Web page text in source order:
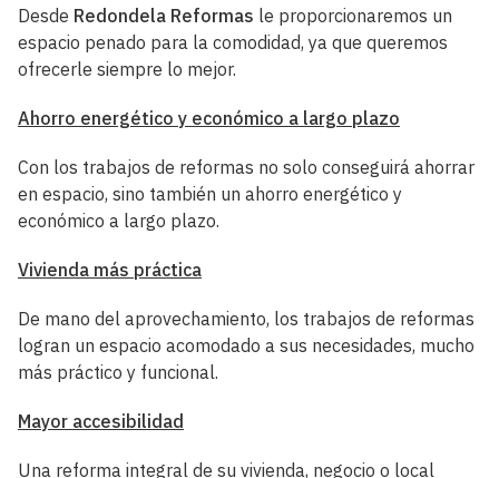
Desde Redondela Reformas le proporcionaremos un
espacio penado para la comodidad, ya que queremos
ofrecerle siempre lo mejor.
Ahorro energético y económico a largo plazo
Con los trabajos de reformas no solo conseguirá ahorrar
en espacio, sino también un ahorro energético y
económico a largo plazo.
Vivienda más práctica
De mano del aprovechamiento, los trabajos de reformas
logran un espacio acomodado a sus necesidades, mucho
más práctico y funcional.
Mayor accesibilidad
Una reforma integral de su vivienda, negocio o local